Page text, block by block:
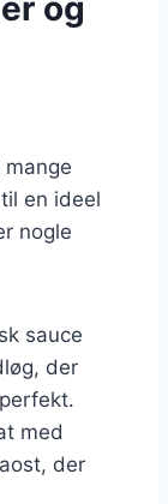
en ideel
nogle
sauce
der
med
der